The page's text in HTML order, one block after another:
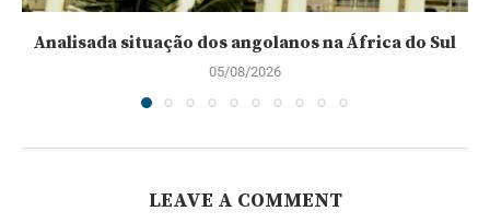
Analisada situação dos angolanos na África do Sul
05/08/2026
LEAVE A COMMENT